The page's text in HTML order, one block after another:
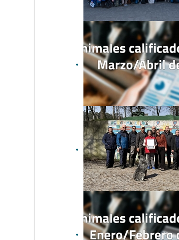
CONAFE participa en el XVI
Taller Mundial de
Calificadores de la raza
Frisona Holstein 2026
Animales calificados EX y
MB en marzo y abril de 2026
Unificación de criterios entre
calificadores de CONAFE de
marzo 2026